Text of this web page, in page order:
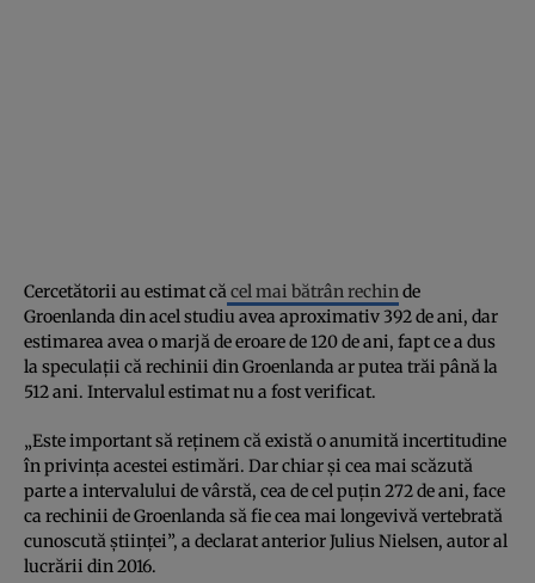
Cercetătorii au estimat căcel mai bătrân rechinde
Groenlanda din acel studiu avea aproximativ 392 de ani, dar
estimarea avea o marjă de eroare de 120 de ani, fapt ce a dus
la speculații că rechinii din Groenlanda ar putea trăi până la
512 ani. Intervalul estimat nu a fost verificat.
„Este important să reținem că există o anumită incertitudine
în privința acestei estimări. Dar chiar și cea mai scăzută
parte a intervalului de vârstă, cea de cel puțin 272 de ani, face
ca rechinii de Groenlanda să fie cea mai longevivă vertebrată
cunoscută științei”, a declarat anterior Julius Nielsen, autor al
lucrării din 2016.